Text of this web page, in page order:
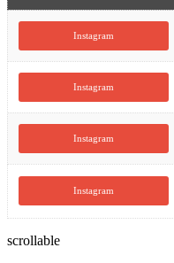
Instagram
Instagram
Instagram
Instagram
scrollable